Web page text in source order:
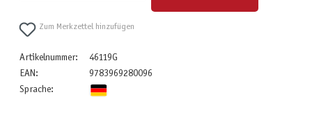
Zum Merkzettel hinzufügen
Artikelnummer:
46119G
EAN:
9783969280096
Sprache: